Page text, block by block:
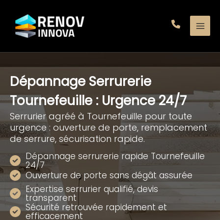
contenu
Dépannage Serrurerie
Tournefeuille : Urgence 24/7
Serrurier agréé à Tournefeuille pour toute
urgence : ouverture de porte, remplacement
de serrure, sécurisation rapide.
Dépannage serrurerie rapide Tournefeuille
24/7
Ouverture de porte sans dégât assurée
Expertise serrurier qualifié, devis
transparent
Sécurité retrouvée rapidement et
efficacement